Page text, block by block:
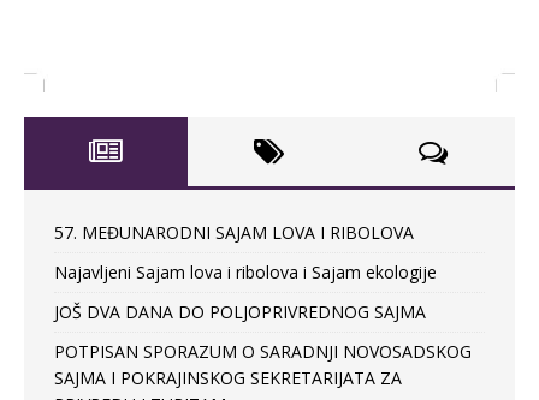
57. MEĐUNARODNI SAJAM LOVA I RIBOLOVA
Najavljeni Sajam lova i ribolova i Sajam ekologije
JOŠ DVA DANA DO POLJOPRIVREDNOG SAJMA
POTPISAN SPORAZUM O SARADNJI NOVOSADSKOG
SAJMA I POKRAJINSKOG SEKRETARIJATA ZA